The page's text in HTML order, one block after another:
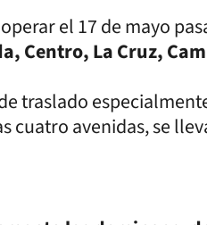
el 17 de mayo
Centro, La Cruz,
traslado
cuatro avenidas, se